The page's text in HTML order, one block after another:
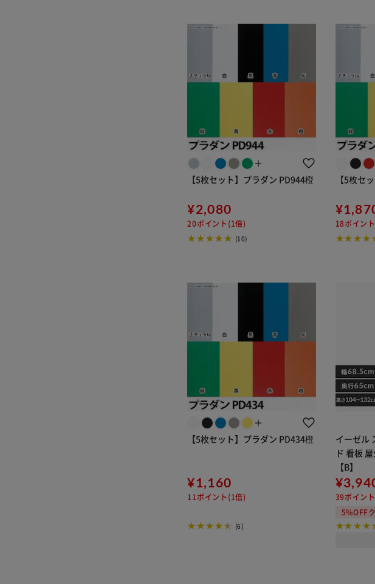
＋
【5枚セット】プラダン PD944橙
¥2,080
20ポイント(1倍)
(10)
【5枚セ
18ポイン
＋
【5枚セット】プラダン PD434橙
¥1,160
11ポイント(1倍)
(6)
イーゼル
ド 看板
【B】
39ポイン
5%OFF